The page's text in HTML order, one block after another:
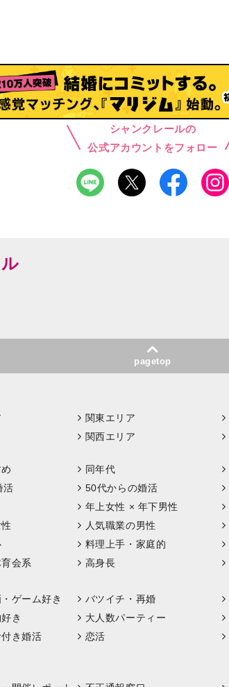
シャンクレールの
公式アカウントをフォロー
pagetop
関東エリア
関西エリア
同年代
活
50代からの婚活
年上女性 × 年下男性
人気職業の男性
料理上手・家庭的
会系
高身長
ゲーム好き
バツイチ・再婚
き
大人数パーティー
き婚活
恋活